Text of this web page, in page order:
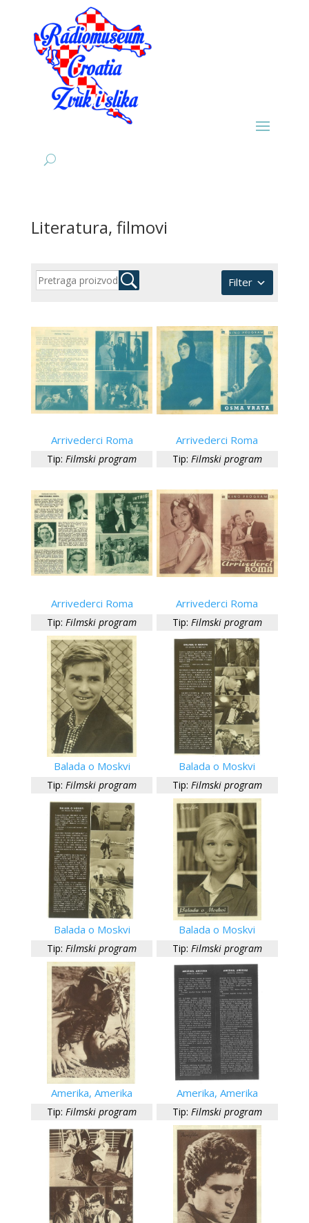
Literatura, filmovi
Filter
Arrivederci Roma
Tip: Filmski program
Arrivederci Roma
Tip: Filmski program
Arrivederci Roma
Tip: Filmski program
Arrivederci Roma
Tip: Filmski program
Balada o Moskvi
Tip: Filmski program
Balada o Moskvi
Tip: Filmski program
Balada o Moskvi
Tip: Filmski program
Balada o Moskvi
Tip: Filmski program
Amerika, Amerika
Tip: Filmski program
Amerika, Amerika
Tip: Filmski program